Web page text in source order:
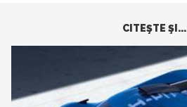
CITEŞTE ŞI...